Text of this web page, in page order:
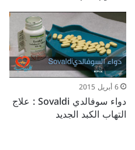
6 أبريل 2015
دواء سوفالدي Sovaldi : علاج
التهاب الكبد الجديد